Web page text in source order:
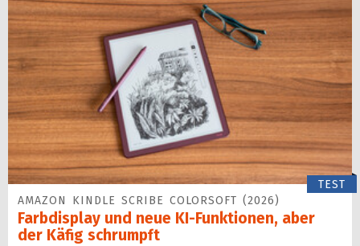
TEST
AMAZON KINDLE SCRIBE COLORSOFT (2026)
Farbdisplay und neue KI-Funktionen, aber
der Käfig schrumpft